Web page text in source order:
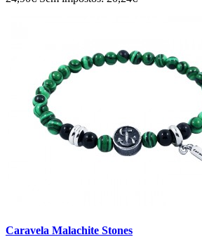
Caravela Malachite Stones